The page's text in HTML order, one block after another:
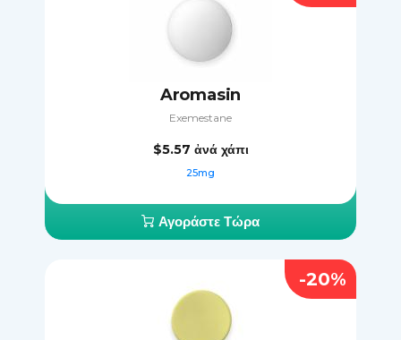
Aromasin
Exemestane
$5.57 ἀνά χάπι
25mg
Αγοράστε Τώρα
-20%